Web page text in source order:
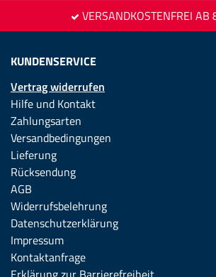
VERSANDKOSTENFREI AB
KUNDENSERVICE
Vertrag widerrufen
Hilfe und Kontakt
Zahlungsarten
Versandbedingungen
Lieferung
Rücksendung
AGB
Widerrufsbelehrung
Datenschutzerklärung
Impressum
Kontaktanfrage